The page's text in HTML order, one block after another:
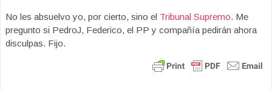
No les absuelvo yo, por cierto, sino el Tribunal Supremo. Me
pregunto si PedroJ, Federico, el PP y compañía pedirán ahora
disculpas. Fijo.